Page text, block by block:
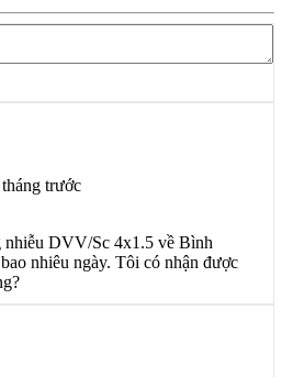
trước
nhiễu DVV/Sc 4x1.5 về Bình
nhiêu ngày. Tôi có nhận được